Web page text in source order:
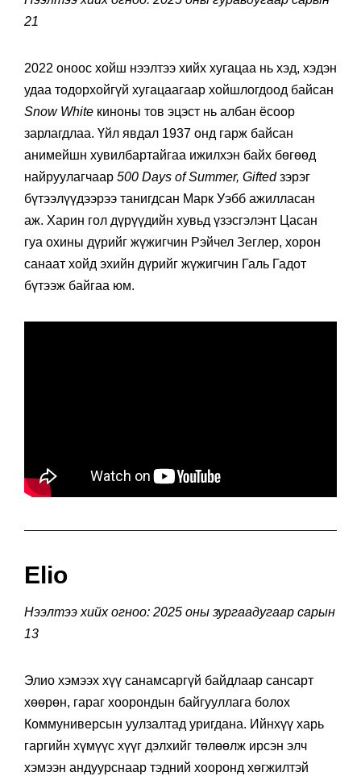
21
2022 оноос хойш нээлтээ хийх хугацаа нь хэд, хэдэн
удаа тодорхойгүй хугацаагаар хойшлогдоод байсан
Snow White киноны тов эцэст нь албан ёсоор
зарлагдлаа. Үйл явдал 1937 онд гарж байсан
анимейшн хувилбартайгаа ижилхэн байх бөгөөд
найруулагчаар 500 Days of Summer, Giftedзэрэг
бүтээлүүдээрээ танигдсан Марк Уэбб ажилласан
аж. Харин гол дүрүүдийн хувьд үзэсгэлэнт Цасан
гуа охины дүрийг жүжигчин Рэйчел Зеглер, хорон
санаат хойд эхийн дүрийг жүжигчин Галь Гадот
бүтээж байгаа юм.
Elio
Нээлтээ хийх огноо: 2025 оны зургаадугаар сарын
13
Элио хэмээх хүү санамсаргүй байдлаар сансарт
хөөрөн, гараг хоорондын байгууллага болох
Коммуниверсын уулзалтад уригдана. Ийнхүү харь
гаргийн хүмүүс хүүг дэлхийг төлөөлж ирсэн элч
хэмээн андуурснаар тэдний хооронд хөгжилтэй